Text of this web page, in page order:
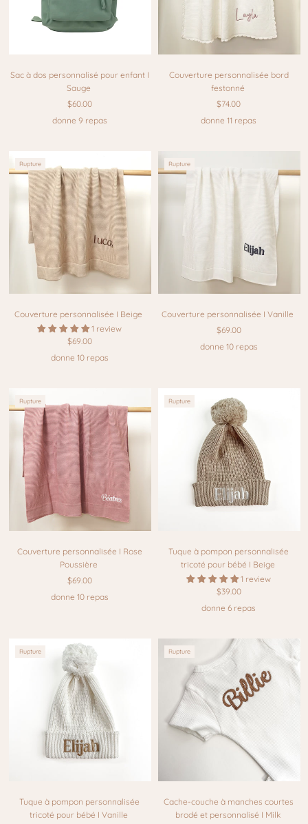
Sac à dos personnalisé pour enfant I
Sauge
$60.00
donne 9 repas
Couverture personnalisée bord
festonné
$74.00
donne 11 repas
Rupture
Couverture personnalisée I Beige
1 review
$69.00
donne 10 repas
Rupture
Couverture personnalisée I Vanille
$69.00
donne 10 repas
Rupture
Couverture personnalisée I Rose
Poussière
$69.00
donne 10 repas
Rupture
Tuque à pompon personnalisée
tricoté pour bébé I Beige
1 review
$39.00
donne 6 repas
Rupture
Tuque à pompon personnalisée
tricoté pour bébé I Vanille
Rupture
Cache-couche à manches courtes
brodé et personnalisé I Milk